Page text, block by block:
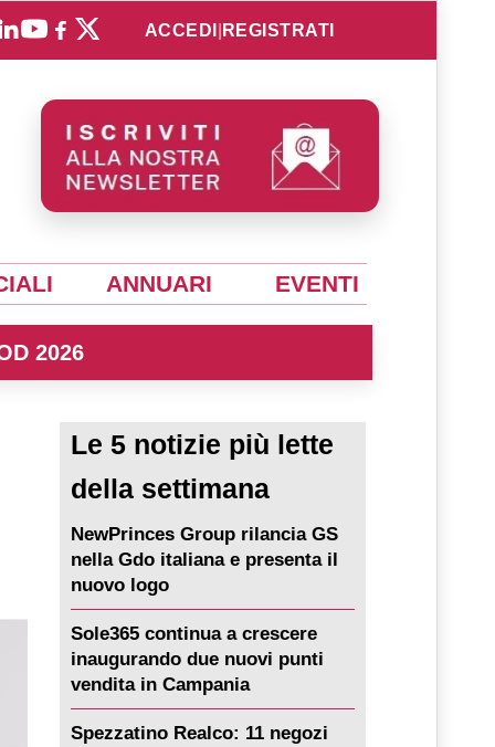
ACCEDI REGISTRATI
ANNUARI EVENTI
2026
Le 5 notizie più lette
della settimana
NewPrinces Group rilancia GS
nella Gdo italiana e presenta il
nuovo logo
Sole365 continua a crescere
inaugurando due nuovi punti
vendita in Campania
Spezzatino Realco: 11 negozi